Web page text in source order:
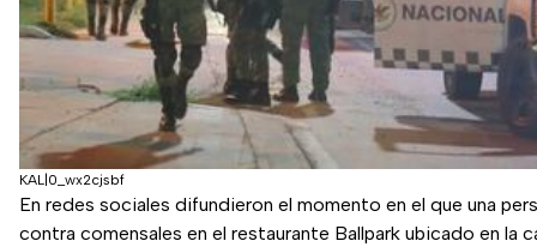
KAL|0_wx2cjsbf
En redes sociales difundieron el momento en el que una
contra comensales en el restaurante Ballpark ubicado en la